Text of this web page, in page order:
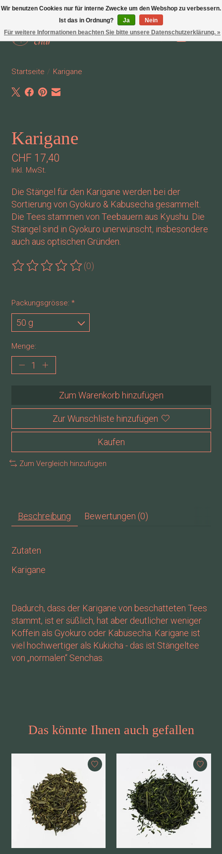
Wunschzettel
Ihr
Startseite / Karigane
Karigane
CHF 17,40
Inkl. MwSt.
Die Stängel für den Karigane werden bei der
Sortierung von Gyokuro & Kabusecha gesammelt.
Die Tees stammen von Teebauern aus Kyushu. Die
Stängel sind in Gyokuro unerwünscht, insbesondere
auch aus optischen Gründen.
Die Bewertung dieses Produkts ist
(0)
Packungsgrösse: *
Menge:
Zum Warenkorb hinzufügen
Zur Wunschliste hinzufügen
Kaufen
Zum Vergleich hinzufügen
Beschreibung Bewertungen (0)
Zutaten
Karigane
Dadurch, dass der Karigane von beschatteten Tees
stammt, ist er süßlich, hat aber deutlicher weniger
Koffein als Gyokuro oder Kabusecha. Karigane ist
viel hochwertiger als Kukicha - das ist Stängeltee
von „normalen“ Senchas.
Das könnte Ihnen auch gefallen
Produkt-Karussell-Artikel
Wir benutzen Cookies nur für interne Zwecke um den Webshop zu verbessern.
Ist das in Ordnung?
Ja
Nein
Für weitere Informationen beachten Sie bitte unsere Datenschutzerklärung. »